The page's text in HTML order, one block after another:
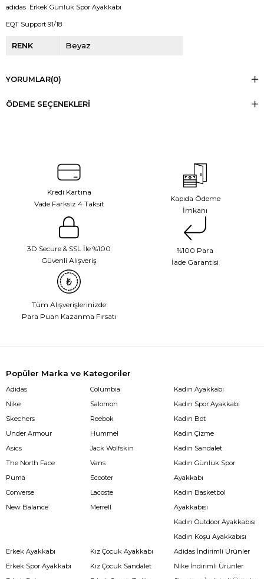
adidas Erkek Günlük Spor Ayakkabı
EQT Support 91/18
RENK Beyaz
YORUMLAR(0)
ÖDEME SEÇENEKLERI
Kredi Kartına
Vade Farksız 4 Taksit
Kapıda Ödeme
İmkanı
3D Secure & SSL İle %100
Güvenli Alışveriş
%100 Para
İade Garantisi
Tüm Alışverişlerinizde
Para Puan Kazanma Fırsatı
Popüler Marka ve Kategoriler
Adidas
Nike
Skechers
Under Armour
Asics
The North Face
Puma
Converse
New Balance
Columbia
Salomon
Reebok
Hummel
Jack Wolfskin
Vans
Scooter
Lacoste
Merrell
Kadın Ayakkabı
Kadın Spor Ayakkabı
Kadın Bot
Kadın Çizme
Kadın Sandalet
Kadın Günlük Spor
Ayakkabı
Kadın Basketbol
Ayakkabısı
Kadın Outdoor Ayakkabısı
Kadın Koşu Ayakkabısı
Erkek Ayakkabı
Erkek Spor Ayakkabı
Kız Çocuk Ayakkabı
Kız Çocuk Sandalet
Adidas İndirimli Ürünler
Nike İndirimli Ürünler